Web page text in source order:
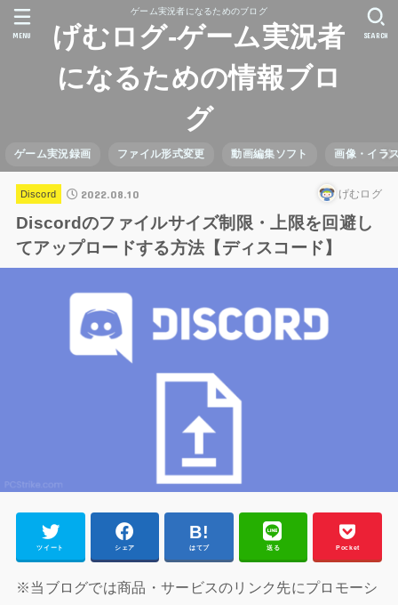
ゲーム実況者になるためのブログ
げむログ-ゲーム実況者
になるための情報ブロ
グ
ゲーム実況録画 ファイル形式変更 動画編集ソフト 画像・イラ
SEARCH
MENU
Discord 2022.08.10 げむログ
Discordのファイルサイズ制限・上限を回避し
てアップロードする方法【ディスコード】
ツイート シェア はてブ 送る Pocket
※当ブログでは商品・サービスのリンク先にプロモーシ